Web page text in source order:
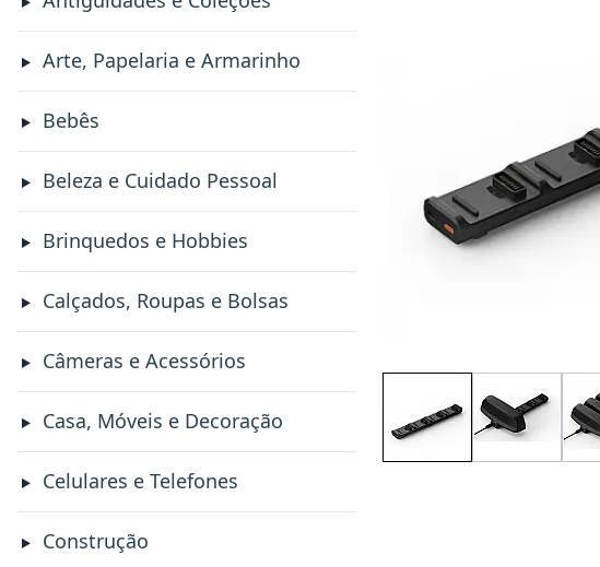
Arte, Papelaria e Armarinho
Bebês
Beleza e Cuidado Pessoal
Brinquedos e Hobbies
Calçados, Roupas e Bolsas
Câmeras e Acessórios
Casa, Móveis e Decoração
Celulares e Telefones
Construção